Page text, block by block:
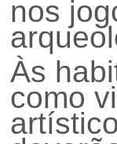
nos
Às
como